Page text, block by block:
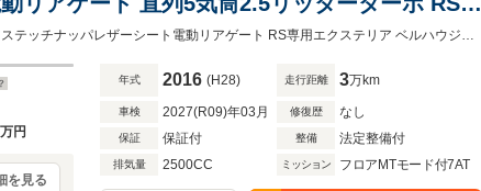
グ別体式ウェーブ&ドリルドFブレーキロータ禁煙 パノラマガラスサンルーフ ダイヤモンドステッチナッパレザーシート電動リアゲート RS専用エクステリア ベルハウジング別体式ウェーブ＆ドリルドFブレーキローター 20AW
万円
を見る
年式 2016 (H28) 走行距離 3万km
車検 2027(R09)年03月 修復歴 なし
保証 保証付 整備 法定整備付
排気量 2500CC ミッション フロアMTモード付7AT